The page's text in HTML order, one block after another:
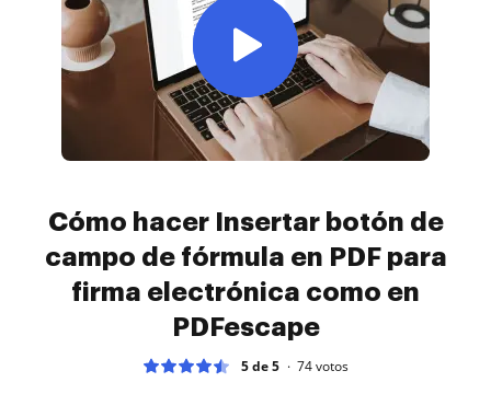
Cómo hacer Insertar botón de
campo de fórmula en PDF para
firma electrónica como en
PDFescape
5 de 5 74votos